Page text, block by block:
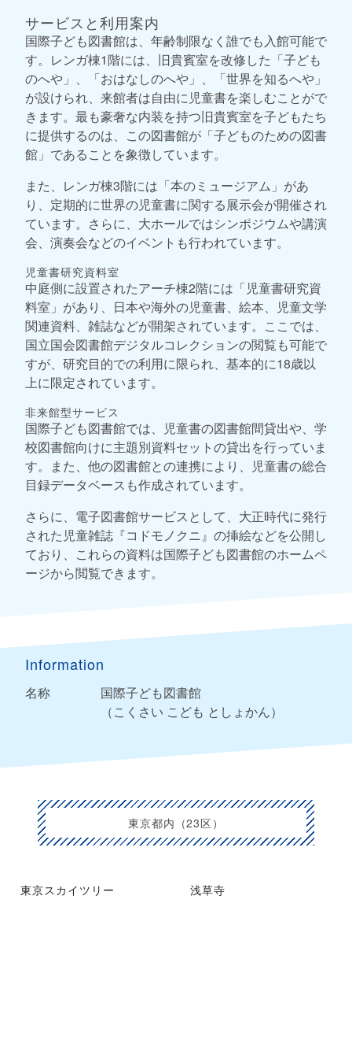
サービスと利用案内
国際子ども図書館は、年齢制限なく誰でも入館可能で
す。レンガ棟1階には、旧貴賓室を改修した「子ども
のへや」、「おはなしのへや」、「世界を知るへや」
が設けられ、来館者は自由に児童書を楽しむことがで
きます。最も豪奢な内装を持つ旧貴賓室を子どもたち
に提供するのは、この図書館が「子どものための図書
館」であることを象徴しています。
また、レンガ棟3階には「本のミュージアム」があ
り、定期的に世界の児童書に関する展示会が開催され
ています。さらに、大ホールではシンポジウムや講演
会、演奏会などのイベントも行われています。
児童書研究資料室
中庭側に設置されたアーチ棟2階には「児童書研究資
料室」があり、日本や海外の児童書、絵本、児童文学
関連資料、雑誌などが開架されています。ここでは、
国立国会図書館デジタルコレクションの閲覧も可能で
すが、研究目的での利用に限られ、基本的に18歳以
上に限定されています。
非来館型サービス
国際子ども図書館では、児童書の図書館間貸出や、学
校図書館向けに主題別資料セットの貸出を行っていま
す。また、他の図書館との連携により、児童書の総合
目録データベースも作成されています。
さらに、電子図書館サービスとして、大正時代に発行
された児童雑誌『コドモノクニ』の挿絵などを公開し
ており、これらの資料は国際子ども図書館のホームペ
ージから閲覧できます。
Information
名称
国際子ども図書館
（こくさい こども としょかん）
東京都内（23区）
東京スカイツリー 浅草寺